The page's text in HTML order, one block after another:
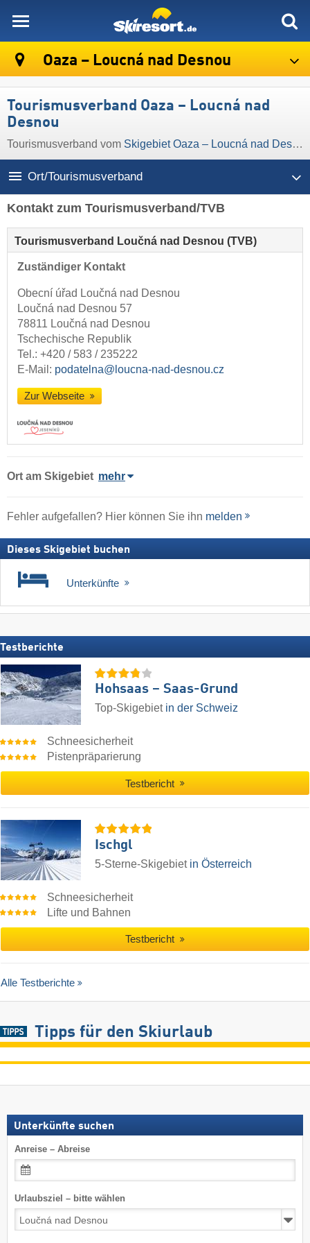
Oaza – Loucná nad Desnou
Tourismusverband Oaza – Loucná nad
Desnou
Tourismusverband vom Skigebiet Oaza – Loucná nad Desnou
Ort/Tourismusverband
Kontakt zum Tourismusverband/TVB
Tourismusverband Loučná nad Desnou (TVB)
Zuständiger Kontakt
Obecní úřad Loučná nad Desnou
Loučná nad Desnou 57
78811 Loučná nad Desnou
Tschechische Republik
Tel.: +420 / 583 / 235222
E-Mail: podatelna@loucna-nad-desnou.cz
Zur Webseite
Ort am Skigebiet mehr
Fehler aufgefallen? Hier können Sie ihn melden
Dieses Skigebiet buchen
Unterkünfte
Testberichte
Hohsaas – Saas-Grund
Top-Skigebiet in der Schweiz
Schneesicherheit
Pistenpräparierung
Testbericht
Ischgl
5-Sterne-Skigebiet in Österreich
Schneesicherheit
Lifte und Bahnen
Testbericht
Alle Testberichte
Tipps für den Skiurlaub
Unterkünfte suchen
Anreise – Abreise
Urlaubsziel – bitte wählen